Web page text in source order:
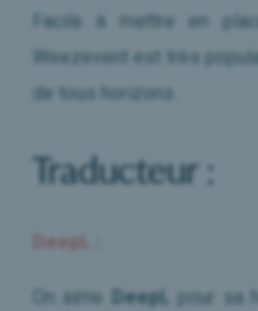
Facile à mettre en
Weezevent est très
de tous horizons.
Traducteur :
DeepL
On aime DeepL
pour sa